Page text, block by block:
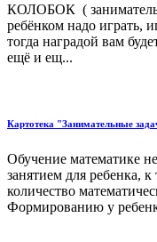
КОЛОБОК (
ребёнком надо играть,
тогда наградой вам
ещё и ещ...
Картотека "Занимательные
Обучение математике
занятием для ребенка,
количество
Формированию у